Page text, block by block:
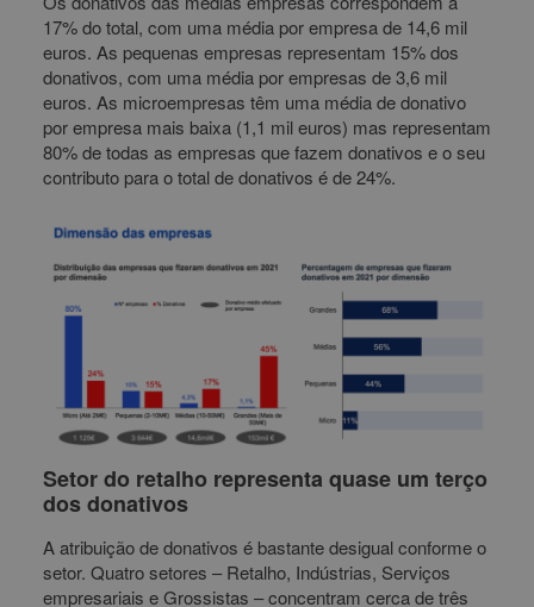
17% do total, com uma média por empresa de 14,6 mil
euros. As pequenas empresas representam 15% dos
donativos, com uma média por empresas de 3,6 mil
euros. As microempresas têm uma média de donativo
por empresa mais baixa (1,1 mil euros) mas representam
80% de todas as empresas que fazem donativos e o seu
contributo para o total de donativos é de 24%.
Setor do retalho representa quase um terço
dos donativos
A atribuição de donativos é bastante desigual conforme o
setor. Quatro setores – Retalho, Indústrias, Serviços
empresariais e Grossistas – concentram cerca de três